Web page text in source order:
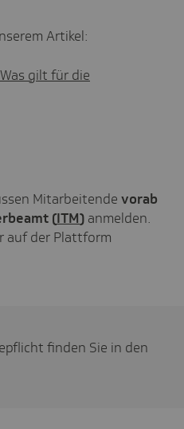
Artikel:
gilt für die
Mitarbeitende vorab
(ITM) anmelden.
auf der Plattform
finden Sie in den